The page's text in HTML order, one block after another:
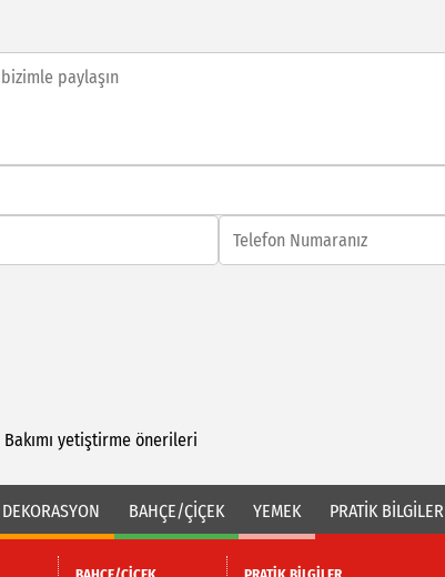
Bakımı yetiştirme önerileri
DEKORASYON BAHÇE/ÇİÇEK YEMEK PRATİK BİLGİLER